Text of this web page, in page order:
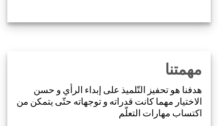
مهمتنا
هدفنا هو تحفيز التّلميذ على إبداء الرأي و حسن
الاختيار مهما كانت قدراته و توجهاته حتّى يتمكن من
اكتساب مهارات التعلّم